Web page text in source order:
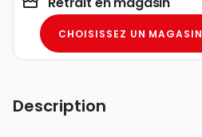
CHOISISSEZ UN MAGASIN
Description